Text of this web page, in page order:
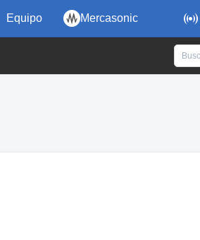

Equipo Mercasonic